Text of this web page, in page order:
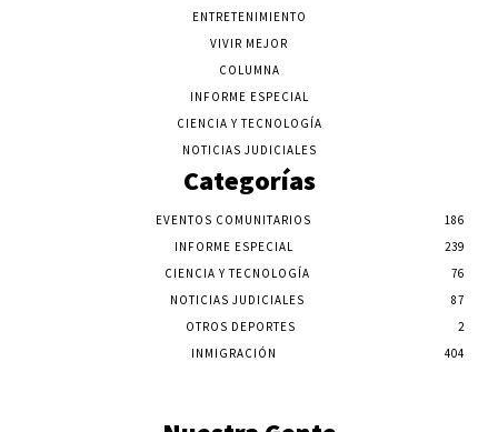
ENTRETENIMIENTO
VIVIR MEJOR
COLUMNA
INFORME ESPECIAL
CIENCIA Y TECNOLOGÍA
NOTICIAS JUDICIALES
Categorías
EVENTOS COMUNITARIOS
186
INFORME ESPECIAL
239
CIENCIA Y TECNOLOGÍA
76
NOTICIAS JUDICIALES
87
OTROS DEPORTES
2
INMIGRACIÓN
404